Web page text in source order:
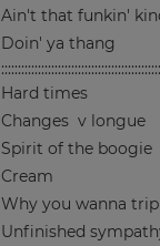
Ain't that funkin'
Doin' ya thang
Hard times
Changes v longue
Spirit of the boogie
Cream
Why you wanna
Unfinished